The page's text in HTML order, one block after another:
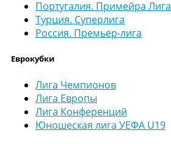
Португалия. Примейра Лига
Турция. Суперлига
Россия. Премьер-лига
Еврокубки
Лига Чемпионов
Лига Европы
Лига Конференций
Юношеская лига УЕФА U19